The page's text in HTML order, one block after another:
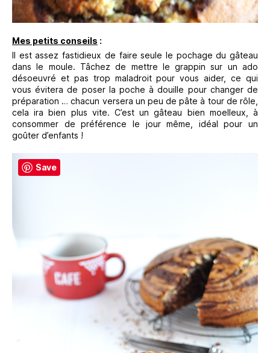
Mes petits conseils :
Il est assez fastidieux de faire seule le pochage du gâteau
dans le moule. Tâchez de mettre le grappin sur un ado
désoeuvré et pas trop maladroit pour vous aider, ce qui
vous évitera de poser la poche à douille pour changer de
préparation … chacun versera un peu de pâte à tour de rôle,
cela ira bien plus vite. C’est un gâteau bien moelleux, à
consommer de préférence le jour même, idéal pour un
goûter d’enfants !
Save